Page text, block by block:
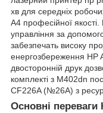
хв для середніх
А4 професійної якості.
управління за
забезпечать високу
енергозбереження HP
двосторонній друк
комплекті з M402dn
CF226A (№26A) з
Основні переваги